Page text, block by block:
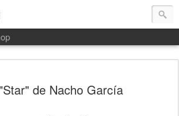
"Star" de Nacho García